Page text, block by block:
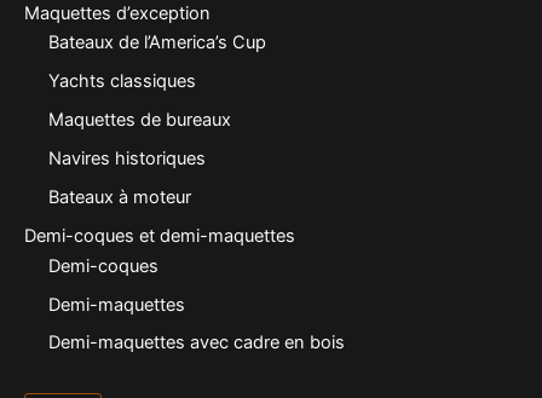
Maquettes d’exception
Bateaux de l’America’s Cup
Yachts classiques
Maquettes de bureaux
Navires historiques
Bateaux à moteur
Demi-coques et demi-maquettes
Demi-coques
Demi-maquettes
Demi-maquettes avec cadre en bois